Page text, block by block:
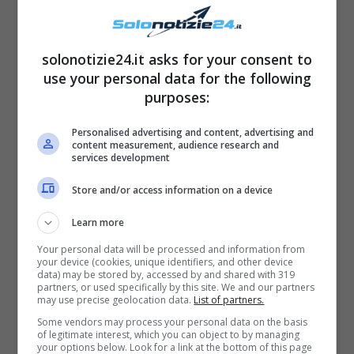
“Nulla è andato come
immaginavo…”
Sarah Nile
ha condiviso una foto che la
un’immagine che ha conquistato il cuore dei
fan dell’influencer. L’ex del GF ha vissuto sì il
momento più bello della sua vita, ma anche il
più difficile, così come lei stessa ha
raccontato nella sua pagina Instagram.
LEGGI ANCHE->Sara Affi Fella
che fine ha fatto dopo lo
solonotizie24.it asks for your consent to
use your personal data for the following
purposes:
Personalised advertising and content, advertising and
content measurement, audience research and
services development
Store and/or access information on a device
Learn more
Your personal data will be processed and information from
your device (cookies, unique identifiers, and other device
data) may be stored by, accessed by and shared with 319
partners, or used specifically by this site. We and our partners
may use precise geolocation data. List of partners.
Some vendors may process your personal data on the basis
of legitimate interest, which you can object to by managing
your options below. Look for a link at the bottom of this page